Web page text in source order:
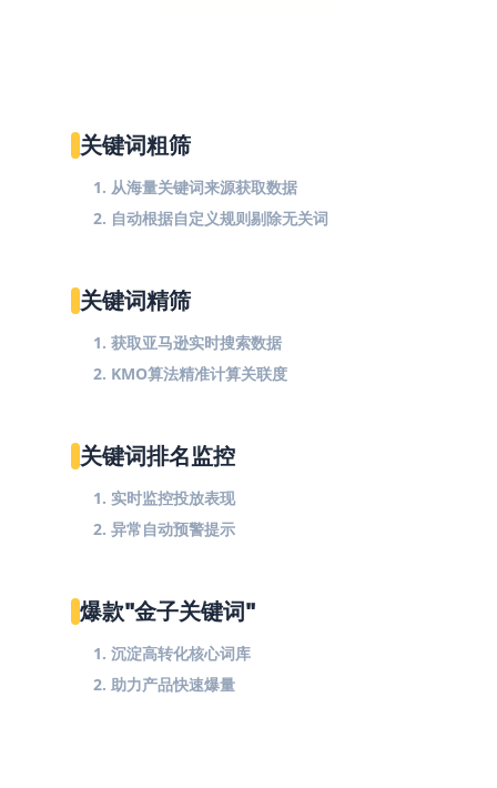
关键词粗筛
1. 从海量关键词来源获取数据
2. 自动根据自定义规则剔除无关词
关键词精筛
1. 获取亚马逊实时搜索数据
2. KMO算法精准计算关联度
关键词排名监控
1. 实时监控投放表现
2. 异常自动预警提示
爆款"金子关键词"
1. 沉淀高转化核心词库
2. 助力产品快速爆量